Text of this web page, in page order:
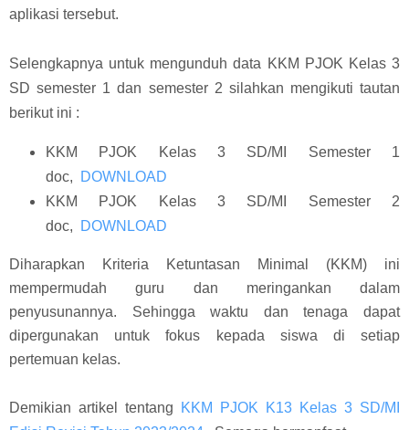
aplikasi tersebut.
Selengkapnya untuk mengunduh data KKM PJOK Kelas 3
SD semester 1 dan semester 2 silahkan mengikuti tautan
berikut ini :
KKM PJOK Kelas 3 SD/MI Semester 1
doc,
DOWNLOAD
KKM PJOK Kelas 3 SD/MI Semester 2
doc,
DOWNLOAD
Diharapkan Kriteria Ketuntasan Minimal (KKM) ini
mempermudah guru dan meringankan dalam
penyusunannya. Sehingga waktu dan tenaga dapat
dipergunakan untuk fokus kepada siswa di setiap
pertemuan kelas.
Demikian artikel tentang
KKM PJOK K13 Kelas 3 SD/MI